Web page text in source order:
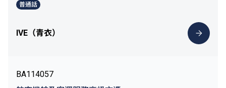
普通話
IVE（青衣）
BA114057